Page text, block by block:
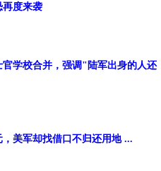
再度来袭
学校合并，强调"陆军出身的人还
美军却找借口不归还用地 ...